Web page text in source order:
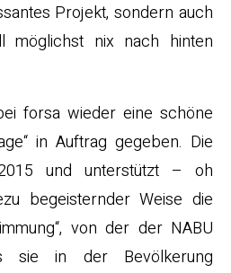
Projekt, sondern auch
möglichst nix nach hinten
forsa wieder eine schöne
in Auftrag gegeben. Die
und unterstützt – oh
begeisternder Weise die
von der der NABU
sie in der Bevölkerung